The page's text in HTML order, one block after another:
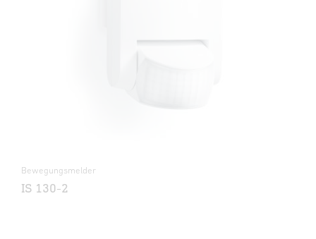
Bewegungsmelder
IS 130-2